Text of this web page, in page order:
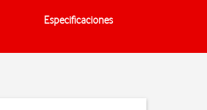
Especificaciones